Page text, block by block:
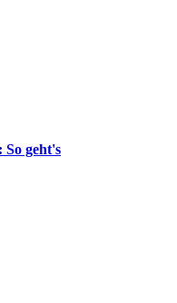
So geht's